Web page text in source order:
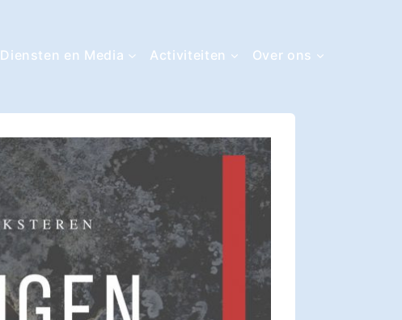
Diensten en Media Activiteiten Over ons